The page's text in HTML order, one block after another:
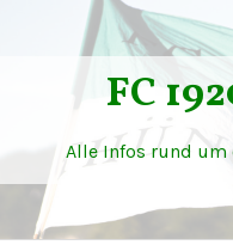
FC
Alle Infos rund um